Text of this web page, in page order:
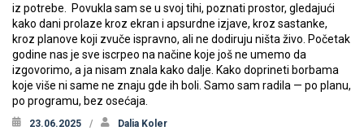
iz potrebe. Povukla sam se u svoj tihi, poznati prostor, gledajući
kako dani prolaze kroz ekran i apsurdne izjave, kroz sastanke,
kroz planove koji zvuče ispravno, ali ne dodiruju ništa živo. Početak
godine nas je sve iscrpeo na načine koje još ne umemo da
izgovorimo, a ja nisam znala kako dalje. Kako doprineti borbama
koje više ni same ne znaju gde ih boli. Samo sam radila — po planu,
po programu, bez osećaja.
23.06.2025 Dalia Koler